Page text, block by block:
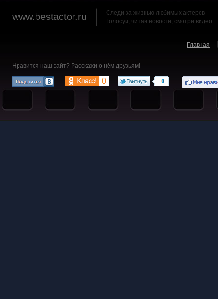
www.bestactor.ru
Следи за жизнью любимых актеров
Голосуй, читай новости, смотри видео
Главная
Нравится наш сайт? Расскажи о нём друзьям!